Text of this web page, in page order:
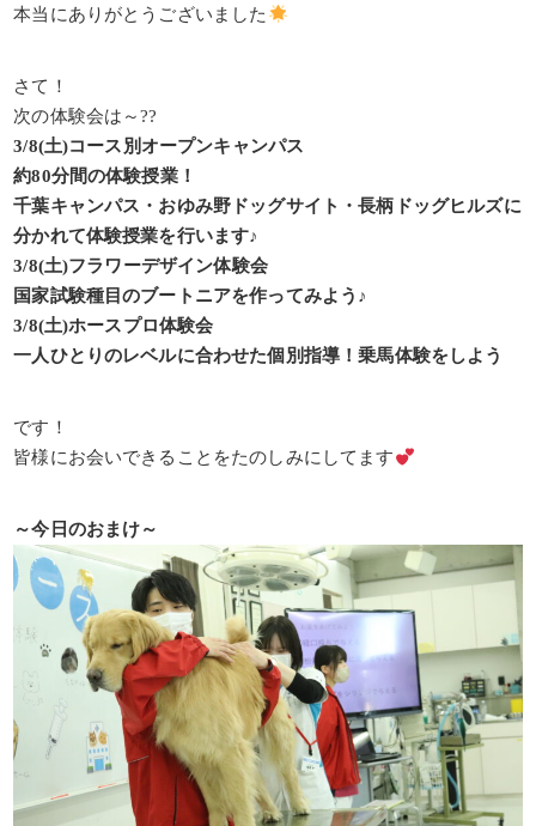
本当にありがとうございました
さて！
次の体験会は～??
3/8(土)コース別オープンキャンパス
約80分間の体験授業！
千葉キャンパス・おゆみ野ドッグサイト・長柄ドッグヒルズに
分かれて体験授業を行います♪
3/8(土)フラワーデザイン体験会
国家試験種目のブートニアを作ってみよう♪
3/8(土)ホースプロ体験会
一人ひとりのレベルに合わせた個別指導！乗馬体験をしよう
です！
皆様にお会いできることをたのしみにしてます
～今日のおまけ～